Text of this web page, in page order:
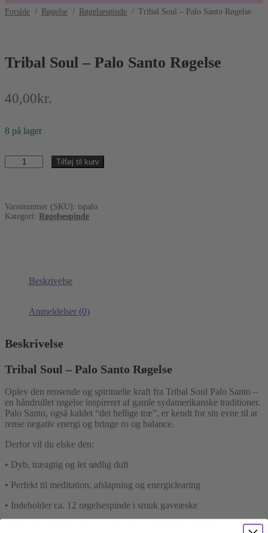
Forside / Røgelse / Røgelsespinde / Tribal Soul – Palo Santo Røgelse
Tribal Soul – Palo Santo Røgelse
40,00kr.
8 på lager
Tribal
Soul
Santo
Røgelse
Tilføj til kurv
Varenummer (SKU): tspalo
Kategori: Røgelsespinde
Beskrivelse
Anmeldelser (0)
Beskrivelse
Tribal Soul – Palo Santo Røgelse
Oplev den rensende og spirituelle kraft fra Tribal Soul Palo Santo –
en håndrullet røgelse inspireret af gamle sydamerikanske traditioner.
Palo Santo, også kaldet “det hellige træ”, er kendt for sin evne til at
rense negativ energi og bringe ro og balance.
Derfor vil du elske den:
• Dyb, træagtig og let sødlig duft
• Perfekt til meditation, afslapning og energiclearing
• Indeholder ca. 12 røgelsespinde i smuk gaveæske